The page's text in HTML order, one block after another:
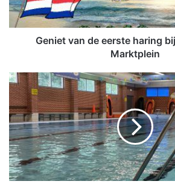
a
n
e
r
s
t
e
h
a
r
i
Geniet van de eerste haring
Marktplein
S
t
a
n
d
v
a
n
z